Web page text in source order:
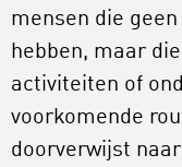
mensen die
hebben, maar
activiteiten of
voorkomende
doorverwijst